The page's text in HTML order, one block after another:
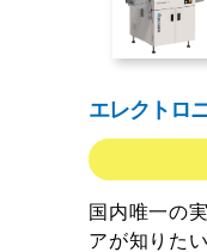
エレクトロ
国内唯一の
アが知りた